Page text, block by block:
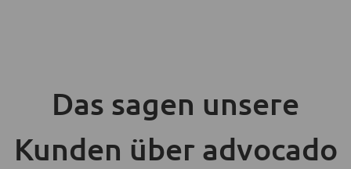
Das sagen unsere
Kunden über advocado